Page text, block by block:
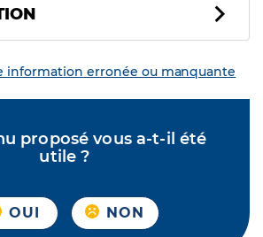
information erronée ou manquante
proposé vous a-t-il été
utile ?
OUI NON